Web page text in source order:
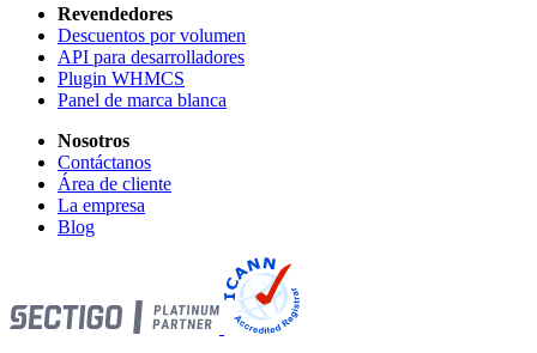
Revendedores
Descuentos por volumen
API para desarrolladores
Plugin WHMCS
Panel de marca blanca
Nosotros
Contáctanos
Área de cliente
La empresa
Blog